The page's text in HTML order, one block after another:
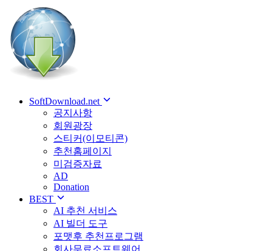
SoftDownload.net
공지사항
회원광장
스티커(이모티콘)
추천홈페이지
미검증자료
AD
Donation
BEST
AI 추천 서비스
AI 빌더 도구
포맷후 추천프로그램
회사무료소프트웨어